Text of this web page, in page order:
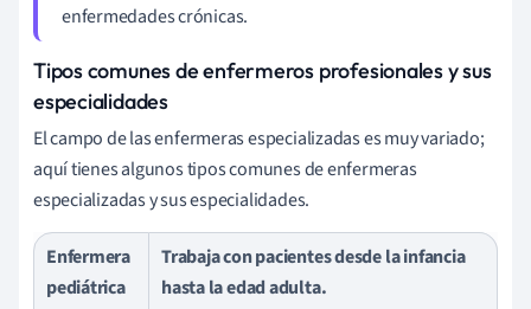
enfermedades crónicas.
Tipos comunes de enfermeros profesionales y sus
especialidades
El campo de las enfermeras especializadas es muy variado;
aquí tienes algunos tipos comunes de enfermeras
especializadas y sus especialidades.
Enfermera
pediátrica
Trabaja con pacientes desde la infancia
hasta la edad adulta.